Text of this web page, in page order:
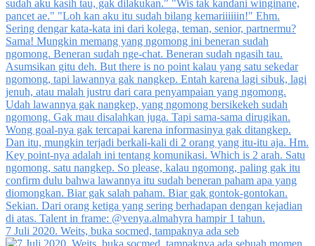
7 Juli 2020. Weits, buka socmed, tampaknya ada seb